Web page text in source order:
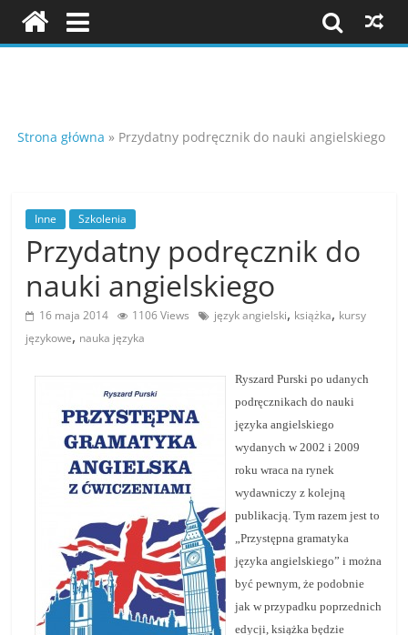
i
K
o
n
f
r
e
n
c
j
i
s
z
k
o
Strona główna » Przydatny podręcznik do nauki angielskiego
Inne Szkolenia
Przydatny podręcznik do
nauki angielskiego
16 maja 2014 1106 Views język angielski, książka, kursy
językowe, nauka języka
Ryszard Purski po udanych
podręcznikach do nauki
języka angielskiego
wydanych w 2002 i 2009
roku wraca na rynek
wydawniczy z kolejną
publikacją. Tym razem jest to
„Przystępna gramatyka
języka angielskiego” i można
być pewnym, że podobnie
jak w przypadku poprzednich
edycji, książka będzie